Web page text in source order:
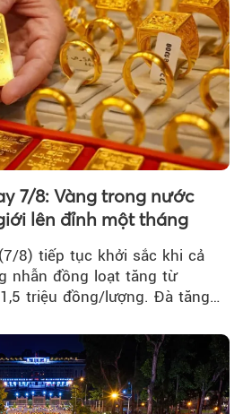
7/8: Vàng trong nước
lên đỉnh một tháng
8) tiếp tục khởi sắc khi cả
nhẫn đồng loạt tăng từ
triệu đồng/lượng. Đà tăng
lên mức cao nhất trong